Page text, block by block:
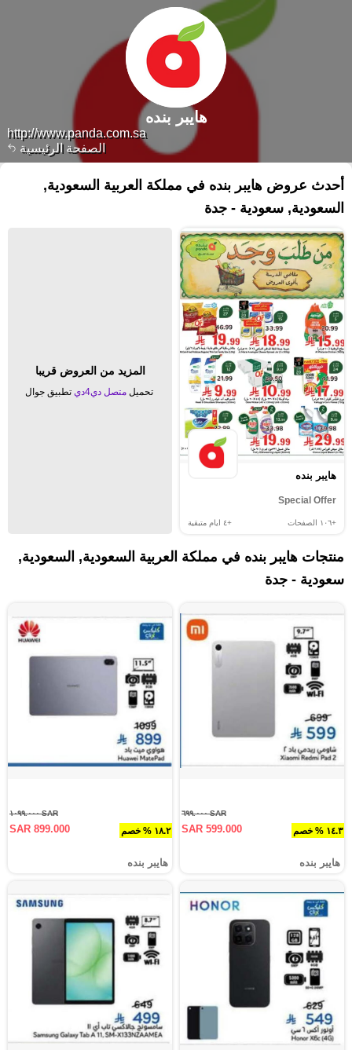
الصفحة الرئيسية
http://www.panda.com.sa
هايبر بنده
أحدث عروض هايبر بنده في مملكة العربية السعودية,
السعودية, سعودية - جدة
هايبر بنده
Special Offer
+١٠٦ الصفحات +٤ ايام متبقية
المزيد من العروض قريبا
تحميل متصل دي4دي تطبيق جوال
منتجات هايبر بنده في مملكة العربية السعودية, السعودية,
سعودية - جدة
١٤.٣ % خصم
SAR ٦٩٩.٠٠٠
SAR 599.000
هايبر بنده
١٨.٢ % خصم
SAR ١٠٩٩.٠٠٠
SAR 899.000
هايبر بنده